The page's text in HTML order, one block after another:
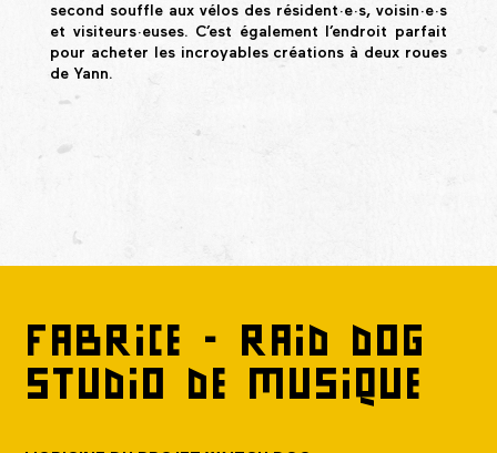
second souffle aux vélos des résident·e·s, voisin·e·s
et visiteurs·euses. C’est également l’endroit parfait
pour acheter les incroyables créations à deux roues
de Yann.
FABRICE - RAID DOG
STUDIO DE MUSIQUE